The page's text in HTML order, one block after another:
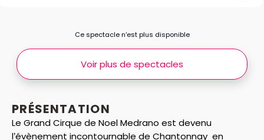
PRÉSENTATION
Le Grand Cirque de Noel Medrano est devenu
l’évènement incontournable de Chantonnay en
Ce spectacle n’est plus disponible
Voir plus de spectacles